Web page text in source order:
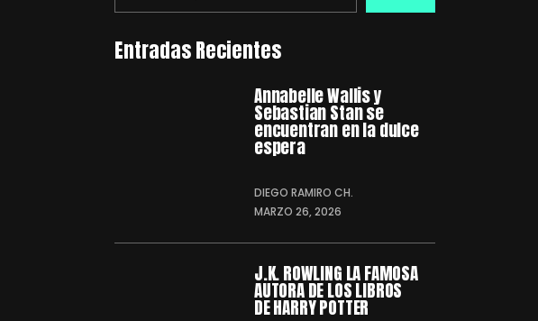
Entradas Recientes
Annabelle Wallis y
Sebastian Stan se
encuentran en la dulce
espera
DIEGO RAMIRO CH.
MARZO 26, 2026
J.K. ROWLING LA FAMOSA
AUTORA DE LOS LIBROS
DE HARRY POTTER